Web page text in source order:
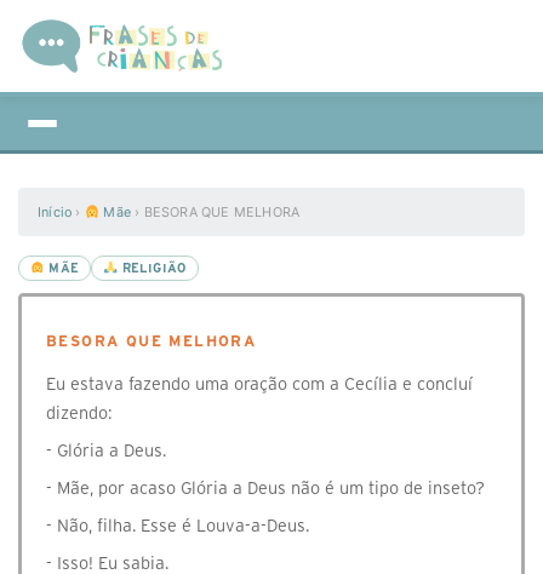
Início › Mãe › BESORA QUE MELHORA
MÃE RELIGIÃO
BESORA QUE MELHORA
Eu estava fazendo uma oração com a Cecília e concluí
dizendo:
- Glória a Deus.
- Mãe, por acaso Glória a Deus não é um tipo de inseto?
- Não, filha. Esse é Louva-a-Deus.
- Isso! Eu sabia.